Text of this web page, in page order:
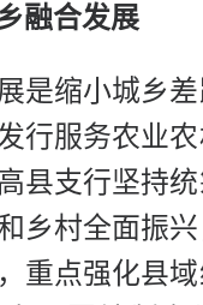
融合发展
是缩小城乡
行服务农业
县支行坚持
乡村全面振
重点强化县